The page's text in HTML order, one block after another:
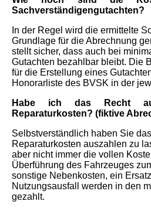
Sachverständigengutachten?
In der Regel wird die ermittelte
Grundlage für die Abrechnung
stellt sicher, dass auch bei
Gutachten bezahlbar bleibt. Die
für die Erstellung eines
Honorarliste des BVSK in der
Habe ich das Recht
Reparaturkosten? (fiktive
Selbstverständlich haben Sie
Reparaturkosten auszahlen zu
aber nicht immer die vollen
Überführung des Fahrzeuges
sonstige Nebenkosten, ein
Nutzungsausfall werden in den
gezahlt.